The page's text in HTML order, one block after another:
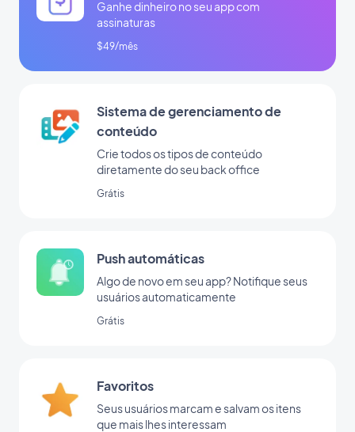
Ganhe dinheiro no seu app com
assinaturas
$49/mês
Sistema de gerenciamento de
conteúdo
Crie todos os tipos de conteúdo
diretamente do seu back office
Grátis
Push automáticas
Algo de novo em seu app? Notifique seus
usuários automaticamente
Grátis
Favoritos
Seus usuários marcam e salvam os itens
que mais lhes interessam